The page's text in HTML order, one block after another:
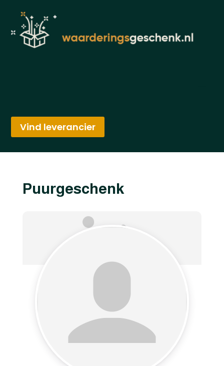
Vind leverancier
Puurgeschenk